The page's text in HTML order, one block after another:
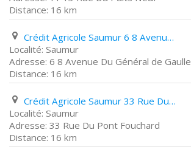
16 km
Crédit Agricole Saumur 6 8 Avenue Du Général de Gaulle
Saumur
6 8 Avenue Du Général de Gaulle
16 km
Crédit Agricole Saumur 33 Rue Du Pont Fouchard
Saumur
33 Rue Du Pont Fouchard
16 km